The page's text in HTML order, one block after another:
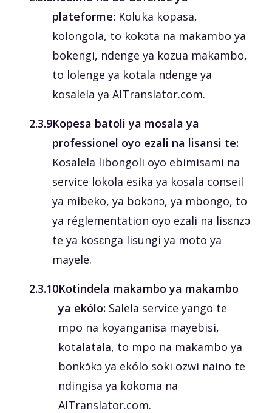
plateforme: Koluka kopasa,
kolongola, to kokɔta na makambo ya
bokengi, ndenge ya kozua makambo,
to lolenge ya kotala ndenge ya
kosalela ya AITranslator.com.
‎2.3.9Kopesa batoli ya mosala ya
professionel oyo ezali na lisansi te:
Kosalela libongoli oyo ebimisami na
service lokola esika ya kosala conseil
ya mibeko, ya bokɔnɔ, ya mbongo, to
ya réglementation oyo ezali na lisɛnzɔ
te ya kosɛnga lisungi ya moto ya
mayele.
‎2.3.10Kotindela makambo ya makambo
ya ekólo: Salela service yango te
mpo na koyanganisa mayebisi,
kotalatala, to mpo na makambo ya
bonkɔ́kɔ ya ekólo soki ozwi naino te
ndingisa ya kokoma na
AITranslator.com.